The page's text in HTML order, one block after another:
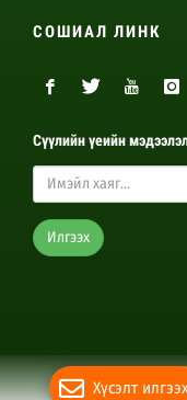
СОШИАЛ ЛИНК
Сүүлийн үеийн
Илгээх
Бүх эрх
Хүсэлт